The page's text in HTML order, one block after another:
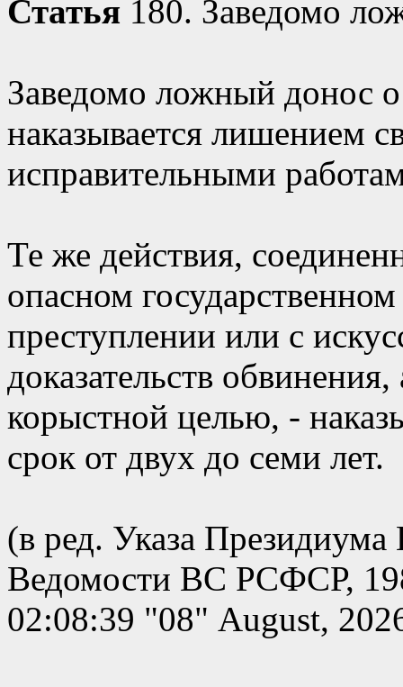
Статья 180. Заведомо
Заведомо ложный донос
наказывается лишением
исправительными
Те же действия,
опасном
преступлении или с
доказательств
корыстной целью, -
срок от двух до семи лет.
(в ред. Указа
Ведомости ВС РСФСР,
02:08:39 "08" August,